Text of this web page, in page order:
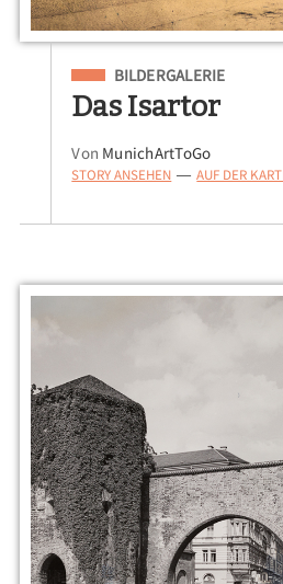
Eingeordnet unter
BILDERGALERIE
Das Isartor
Von MunichArtToGo
STORY ANSEHEN — AUF DER